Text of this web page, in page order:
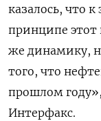
казалось, что
принципе этот
же динамику,
того, что
прошлом
Интерфакс.